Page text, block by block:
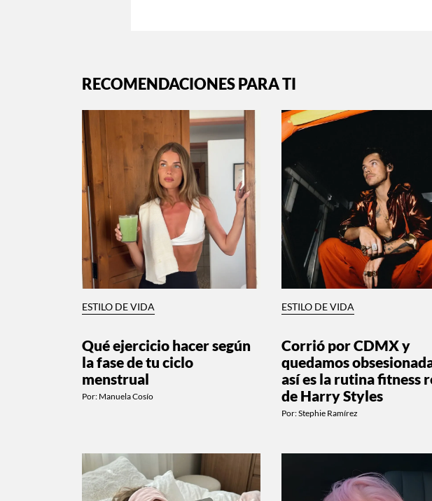
RECOMENDACIONES PARA TI
ESTILO DE VIDA
Qué ejercicio hacer según
la fase de tu ciclo
menstrual
Por: Manuela Cosío
ESTILO DE VIDA
Corrió por CDMX y
quedamos
así es la rutina fitness
de Harry Styles
Por:Stephie Ramírez